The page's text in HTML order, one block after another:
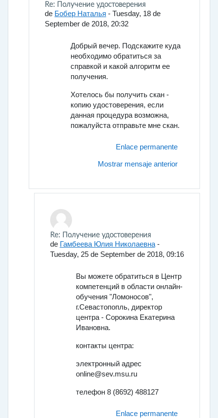
En respuesta a Гамбеева Юлия Николаевна
Re: Получение удостоверения
de Бобер Наталья -Tuesday, 18 de
September de 2018, 20:32
Добрый вечер. Подскажите куда
необходимо обратиться за
справкой и какой алгоритм ее
получения.
Хотелось бы получить скан -
копию удостоверения, если
данная процедура возможна,
пожалуйста отправьте мне скан.
Enlace permanente
Mostrar mensaje anterior
En respuesta a Бобер Наталья
Re: Получение удостоверения
de Гамбеева Юлия Николаевна-
Tuesday, 25 de September de 2018, 09:16
Вы можете обратиться в Центр
компетенций в области онлайн-
обучения "Ломоносов",
г.Севастопопль, директор
центра - Сорокина Екатерина
Ивановна.
контакты центра:
электронный адрес
online@sev.msu.ru
телефон 8 (8692) 488127
Enlace permanente